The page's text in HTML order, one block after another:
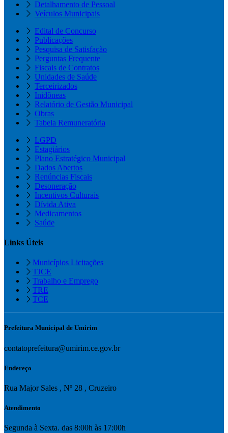
Detalhamento de Pessoal
Veículos Municipais
Edital de Concurso
Publicações
Pesquisa de Satisfação
Perguntas Frequente
Fiscais de Contratos
Unidades de Saúde
Terceirizados
Inidôneas
Relatório de Gestão Municipal
Obras
Tabela Remuneratória
LGPD
Estagiários
Plano Estratégico Municipal
Dados Abertos
Renúncias Fiscais
Desoneração
Incentivos Culturais
Dívida Ativa
Medicamentos
Saúde
Links Úteis
Municípios Licitações
TJCE
Trabalho e Emprego
TRE
TCE
Prefeitura Municipal de Umirim
contatoprefeitura@umirim.ce.gov.br
Endereço
Rua Major Sales , Nº 28 , Cruzeiro
Atendimento
Segunda à Sexta. das 8:00h às 17:00h